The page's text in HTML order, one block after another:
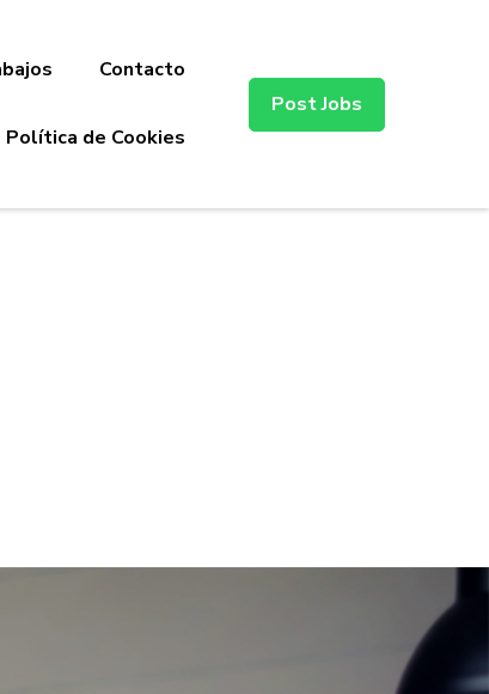
Contacto
Política de Cookies
Post Jobs